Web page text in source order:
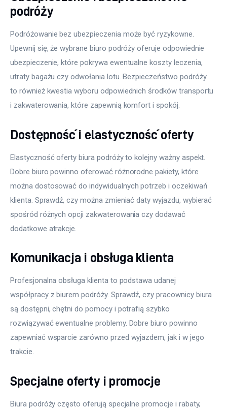
podróży
Podróżowanie bez ubezpieczenia może być ryzykowne.
Upewnij się, że wybrane biuro podróży oferuje odpowiednie
ubezpieczenie, które pokrywa ewentualne koszty leczenia,
utraty bagażu czy odwołania lotu. Bezpieczeństwo podróży
to również kwestia wyboru odpowiednich środków transportu
i zakwaterowania, które zapewnią komfort i spokój.
Dostępność i elastyczność oferty
Elastyczność oferty biura podróży to kolejny ważny aspekt.
Dobre biuro powinno oferować różnorodne pakiety, które
można dostosować do indywidualnych potrzeb i oczekiwań
klienta. Sprawdź, czy można zmieniać daty wyjazdu, wybierać
spośród różnych opcji zakwaterowania czy dodawać
dodatkowe atrakcje.
Komunikacja i obsługa klienta
Profesjonalna obsługa klienta to podstawa udanej
współpracy z biurem podróży. Sprawdź, czy pracownicy biura
są dostępni, chętni do pomocy i potrafią szybko
rozwiązywać ewentualne problemy. Dobre biuro powinno
zapewniać wsparcie zarówno przed wyjazdem, jak i w jego
trakcie.
Specjalne oferty i promocje
Biura podróży często oferują specjalne promocje i rabaty,